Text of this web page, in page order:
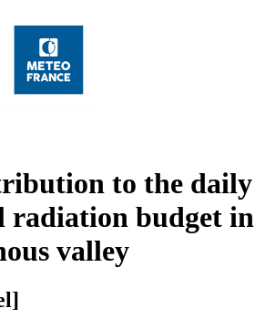
to the daily
radiation budget in
valley